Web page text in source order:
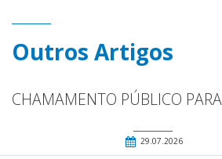
Outros Artigos
CHAMAMENTO PÚBLICO
29.07.2026